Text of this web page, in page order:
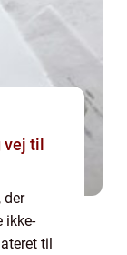
til
der
ikke-
til